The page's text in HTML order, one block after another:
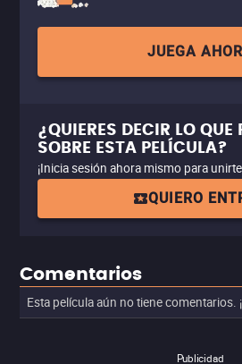
JUEGA
¿QUIERES DECIR LO QUE
SOBRE ESTA PELÍCULA?
¡Inicia sesión ahora mismo para
QUIERO
Comentarios
Esta película aún no tiene comentarios.
Publicidad